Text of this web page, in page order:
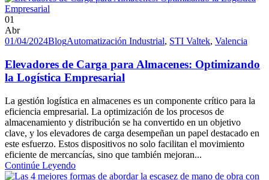
01
Abr
01/04/2024BlogAutomatización Industrial, STI Valtek, Valencia
Elevadores de Carga para Almacenes: Optimizando
la Logística Empresarial
La gestión logística en almacenes es un componente crítico para la
eficiencia empresarial. La optimización de los procesos de
almacenamiento y distribución se ha convertido en un objetivo
clave, y los elevadores de carga desempeñan un papel destacado en
este esfuerzo. Estos dispositivos no solo facilitan el movimiento
eficiente de mercancías, sino que también mejoran...
Continúe Leyendo